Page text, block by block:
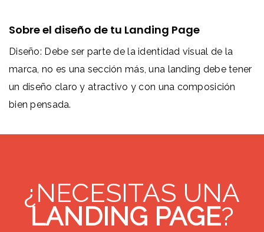
Sobre el diseño de tu Landing Page
Diseño: Debe ser parte de la identidad visual de la
marca, no es una sección más, una landing debe tener
un diseño claro y atractivo y con una composición
bien pensada.
¿NECESITAS UNA
LANDING PAGE?